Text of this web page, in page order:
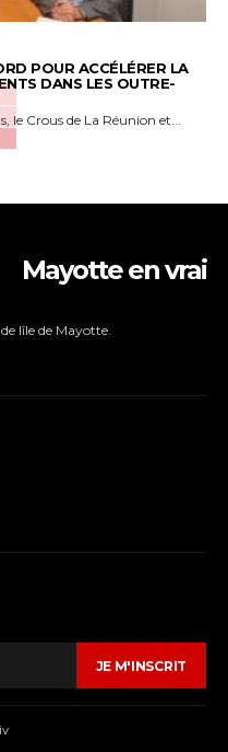
POUR ACCÉLÉRER LA
DANS LES OUTRE-
le Crous de La Réunion et...
Mayotte en vrai
lîle de Mayotte.
JE M'INSCRIT